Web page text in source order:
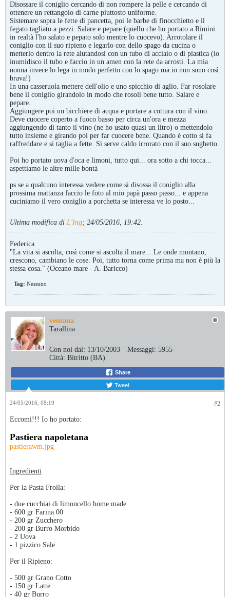
Disossare il coniglio cercando di non rompere la pelle e cercando di
ottenere un rettangolo di carne piuttosto uniforme.
Sistemare sopra le fette di pancetta, poi le barbe di finocchietto e il
fegato tagliato a pezzi. Salare e pepare (quello che ho portato a Rimini
in realtà l'ho salato e pepato solo mentre lo cuocevo). Arrotolare il
coniglio con il suo ripieno e legarlo con dello spago da cucina o
metterlo dentro la rete aiutandosi con un tubo di acciaio o di plastica (io
inumidisco il tubo e faccio in un amen con la rete da arrosti. La mia
nonna invece lo lega in modo perfetto con lo spago ma io non sono così
brava!)
In una casseruola mettere dell'olio e uno spicchio di aglio. Far rosolare
bene il coniglio girandolo in modo che rosoli bene tutto. Salare e
pepare.
Aggiungere poi un bicchiere di acqua e portare a cottura con il vino.
Deve cuocere coperto a fuoco basso per circa un'ora e mezza
aggiungendo di tanto il vino (ne ho usato quasi un litro) o mettendolo
tutto insieme e girando poi per far cuocere bene. Quando è cotto si fa
raffreddare e si taglia a fette. Si serve caldo irrorato con il suo sughetto.
Poi ho portato uova d'oca e limoni, tutto qui... ora sotto a chi tocca...
aspettiamo le altre mille bontà
ps se a qualcuno interessa vedere come si disossa il coniglio alla
prossima mattanza faccio le foto al mio papà passo passo... e appena
cuciniamo il vero coniglio a porchetta se interessa ve lo posto...
Ultima modifica di L'Ing; 24/05/2016, 19:42.
Federica
"La vita si ascolta, così come si ascolta il mare... Le onde montano,
crescono, cambiano le cose. Poi, tutto torna come prima ma non è più la
stessa cosa." (Oceano mare - A. Baricco)
Tag: Nessuno
ventana
Tarallina
Con noi dal: 13/10/2003 Messaggi: 5955
Città: Bitritto (BA)
Share
Tweet
#2
24/05/2016, 08:19
Eccomi!!! Io ho portato:
Pastiera napoletana
pastierawm.jpg
Ingredienti
Per la Pasta Frolla:
- due cucchiai di limoncello home made
- 600 gr Farina 00
- 200 gr Zucchero
- 200 gr Burro Morbido
- 2 Uova
- 1 pizzico Sale
Per il Ripieno:
- 500 gr Grano Cotto
- 150 gr Latte
- 40 gr Burro